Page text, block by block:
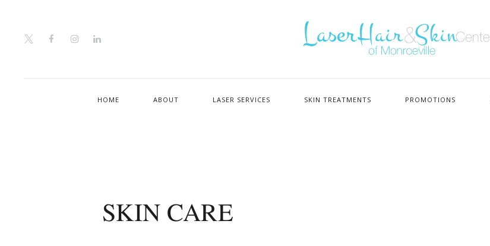
HOME ABOUT LASER SERVICES SKIN TREATMENTS PROMOTIONS
SKIN CARE